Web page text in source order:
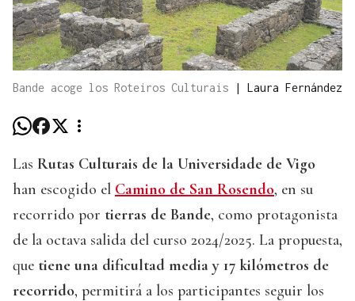
Bande acoge los Roteiros Culturais | Laura Fernández
Las Rutas Culturais de la Universidade de Vigo
han escogido el Camino de San Rosendo, en su
recorrido por tierras de Bande, como protagonista
de la octava salida del curso 2024/2025. La propuesta,
que tiene una dificultad media y 17 kilómetros de
recorrido, permitirá a los participantes seguir los